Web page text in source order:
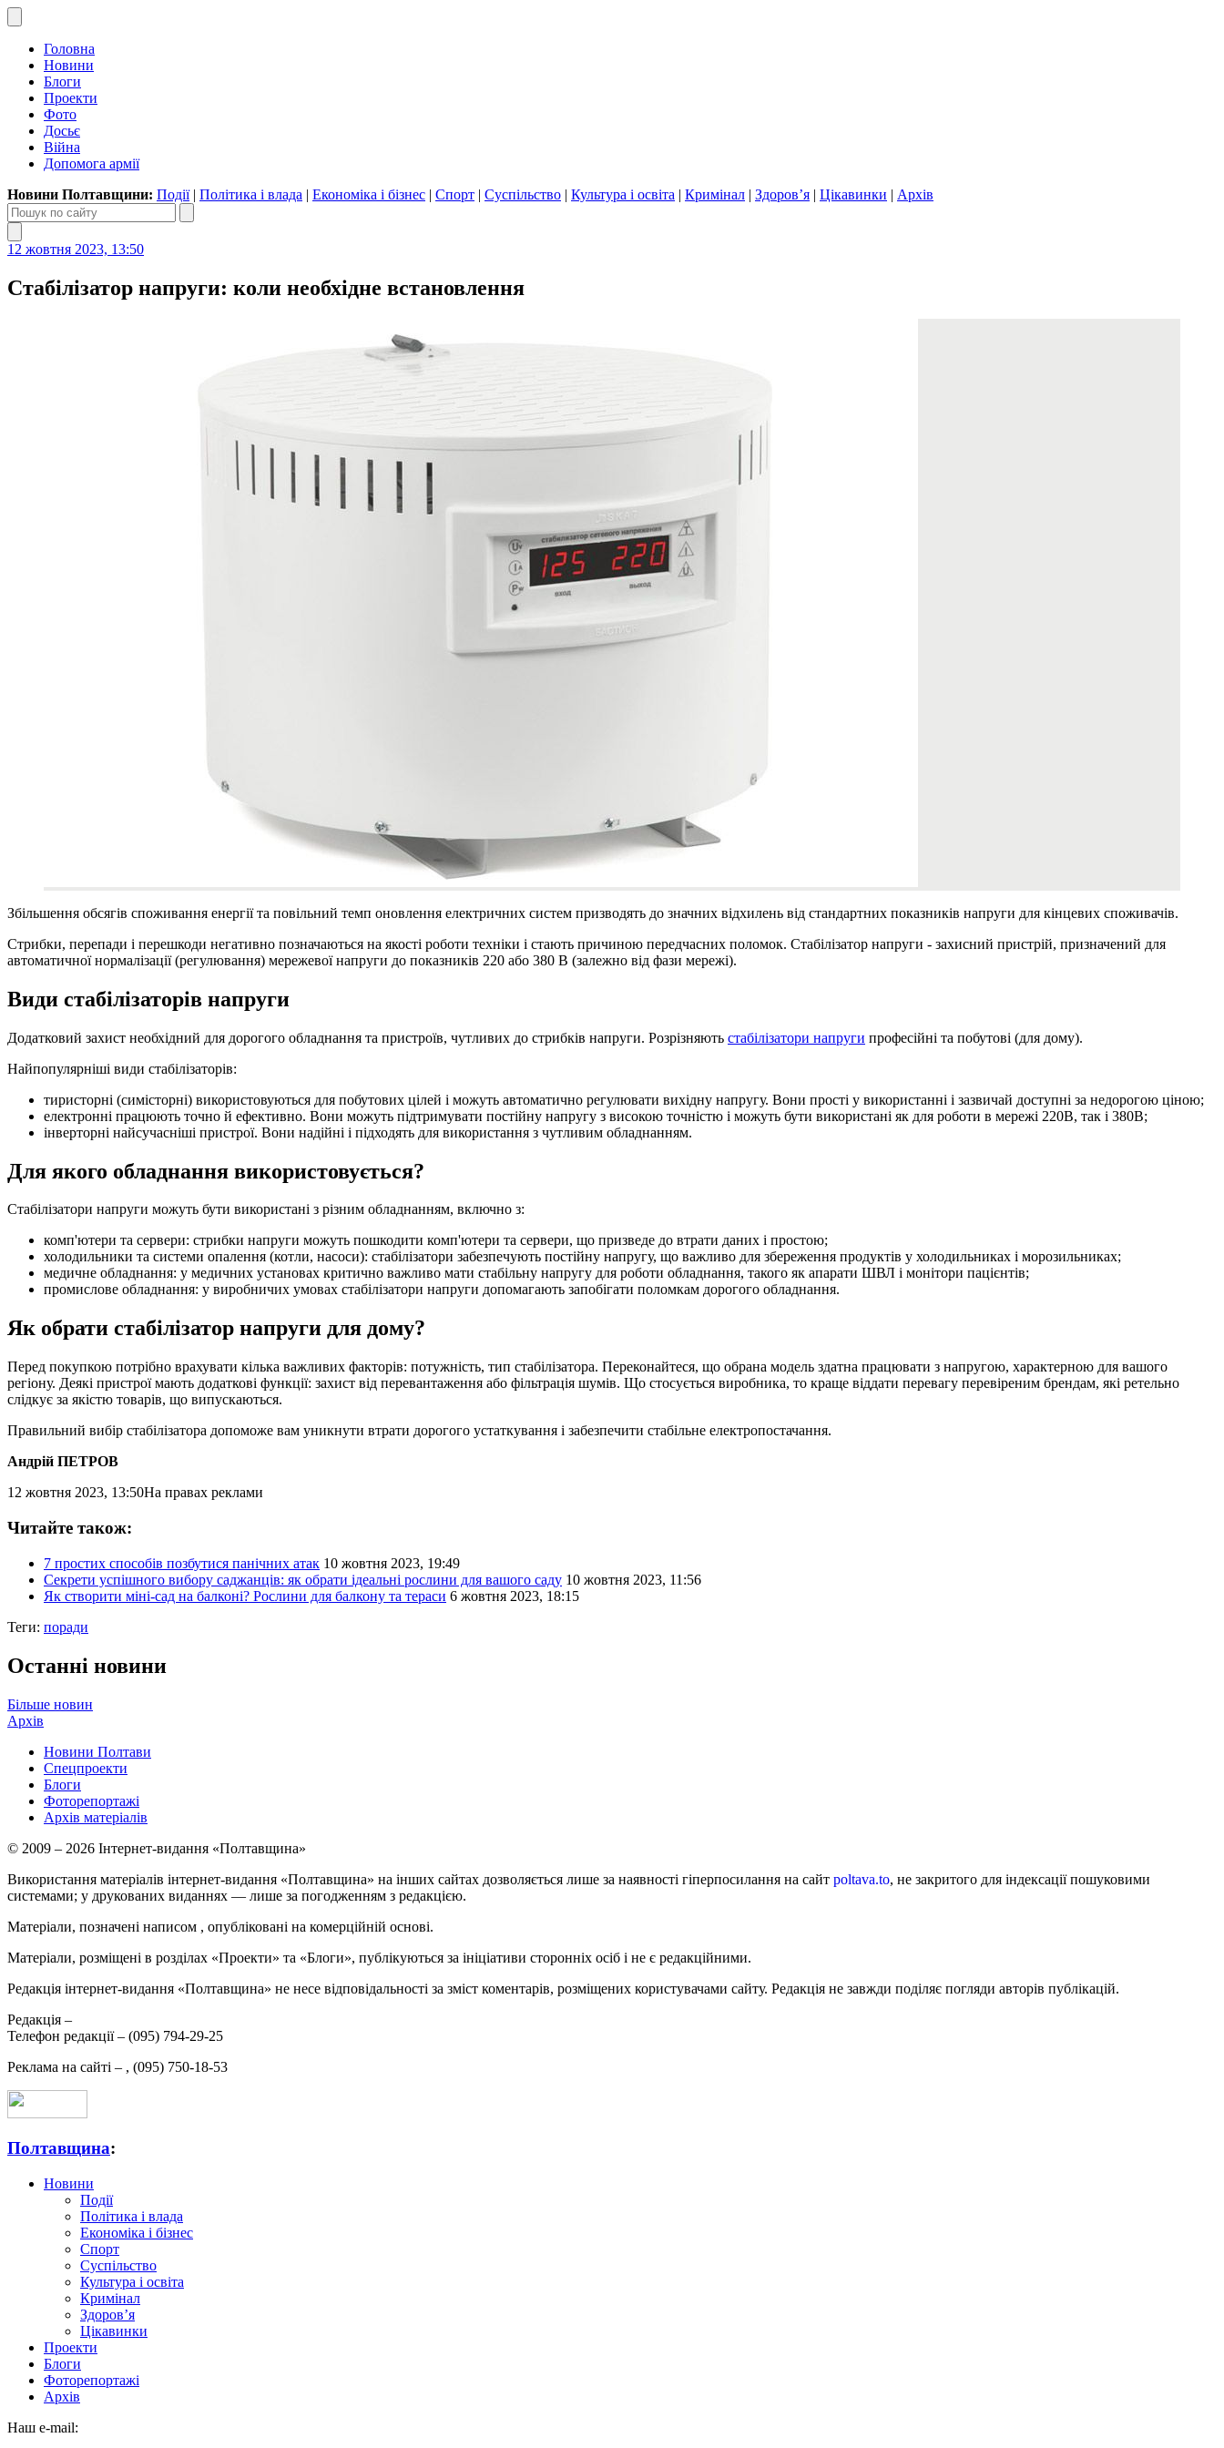
Головна
Новини
Блоги
Проекти
Фото
Досьє
Війна
Допомога армії
Новини Полтавщини: Події| Політика і влада | Економіка і бізнес | Спорт | Суспільство | Культура і освіта | Кримінал | Здоров’я | Цікавинки | Архів
12 жовтня 2023, 13:50
Стабілізатор напруги: коли необхідне встановлення
Збільшення обсягів споживання енергії та повільний темп оновлення електричних систем призводять до значних відхилень від стандартних показників напруги для кінцевих споживачів.
Стрибки, перепади і перешкоди негативно позначаються на якості роботи техніки і стають причиною передчасних поломок. Стабілізатор напруги - захисний пристрій, призначений для
автоматичної нормалізації (регулювання) мережевої напруги до показників 220 або 380 В (залежно від фази мережі).
Види стабілізаторів напруги
Додатковий захист необхідний для дорогого обладнання та пристроїв, чутливих до стрибків напруги. Розрізняють стабілізатори напруги професійні та побутові (для дому).
Найпопулярніші види стабілізаторів:
тиристорні (симісторні) використовуються для побутових цілей і можуть автоматично регулювати вихідну напругу. Вони прості у використанні і зазвичай доступні за недорогою ціною;
електронні працюють точно й ефективно. Вони можуть підтримувати постійну напругу з високою точністю і можуть бути використані як для роботи в мережі 220В, так і 380В;
інверторні найсучасніші пристрої. Вони надійні і підходять для використання з чутливим обладнанням.
Для якого обладнання використовується?
Стабілізатори напруги можуть бути використані з різним обладнанням, включно з:
комп'ютери та сервери: стрибки напруги можуть пошкодити комп'ютери та сервери, що призведе до втрати даних і простою;
холодильники та системи опалення (котли, насоси): стабілізатори забезпечують постійну напругу, що важливо для збереження продуктів у холодильниках і морозильниках;
медичне обладнання: у медичних установах критично важливо мати стабільну напругу для роботи обладнання, такого як апарати ШВЛ і монітори пацієнтів;
промислове обладнання: у виробничих умовах стабілізатори напруги допомагають запобігати поломкам дорогого обладнання.
Як обрати стабілізатор напруги для дому?
Перед покупкою потрібно врахувати кілька важливих факторів: потужність, тип стабілізатора. Переконайтеся, що обрана модель здатна працювати з напругою, характерною для вашого
регіону. Деякі пристрої мають додаткові функції: захист від перевантаження або фільтрація шумів. Що стосується виробника, то краще віддати перевагу перевіреним брендам, які ретельно
слідкує за якістю товарів, що випускаються.
Правильний вибір стабілізатора допоможе вам уникнути втрати дорогого устаткування і забезпечити стабільне електропостачання.
Андрій ПЕТРОВ
12 жовтня 2023, 13:50На правах реклами
Читайте також:
7 простих способів позбутися панічних атак 10 жовтня 2023, 19:49
Секрети успішного вибору саджанців: як обрати ідеальні рослини для вашого саду 10 жовтня 2023, 11:56
Як створити міні-сад на балконі? Рослини для балкону та тераси 6 жовтня 2023, 18:15
Теги: поради
Останні новини
Більше новин
Архів
Новини Полтави
Спецпроекти
Блоги
Фоторепортажі
Архів матеріалів
© 2009 – 2026 Інтернет-видання «Полтавщина»
Використання матеріалів інтернет-видання «Полтавщина» на інших сайтах дозволяється лише за наявності гіперпосилання на сайт poltava.to, не закритого для індексації пошуковими
системами; у друкованих виданнях — лише за погодженням з редакцією.
Матеріали, позначені написом , опубліковані на комерційній основі.
Матеріали, розміщені в розділах «Проекти» та «Блоги», публікуються за ініціативи сторонніх осіб і не є редакційними.
Редакція інтернет-видання «Полтавщина» не несе відповідальності за зміст коментарів, розміщених користувачами сайту. Редакція не завжди поділяє погляди авторів публікацій.
Редакція –
Телефон редакції – (095) 794-29-25
Реклама на сайті – , (095) 750-18-53
Полтавщина:
Новини
Події
Політика і влада
Економіка і бізнес
Спорт
Суспільство
Культура і освіта
Кримінал
Здоров’я
Цікавинки
Проекти
Блоги
Фоторепортажі
Архів
Наш e-mail: